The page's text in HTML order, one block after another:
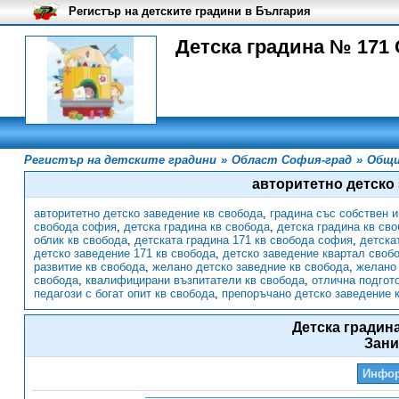
Детска градина №
Регистър на детските градини в България
Регистър на детските градини » Област София-град »
авторитетно
авторитетно детско заведение кв свобода, градина със собствен
свобода софия, детска градина кв свобода, детска градина кв
облик кв свобода, детската градина 171 кв свобода софия,
детско заведение 171 кв свобода, детско заведение квартал
развитие кв свобода, желано детско заведние кв свобода, желано
свобода, квалифицирани възпитатели кв свобода, отлична
педагози с богат опит кв свобода, препоръчано детско заведение
Детска